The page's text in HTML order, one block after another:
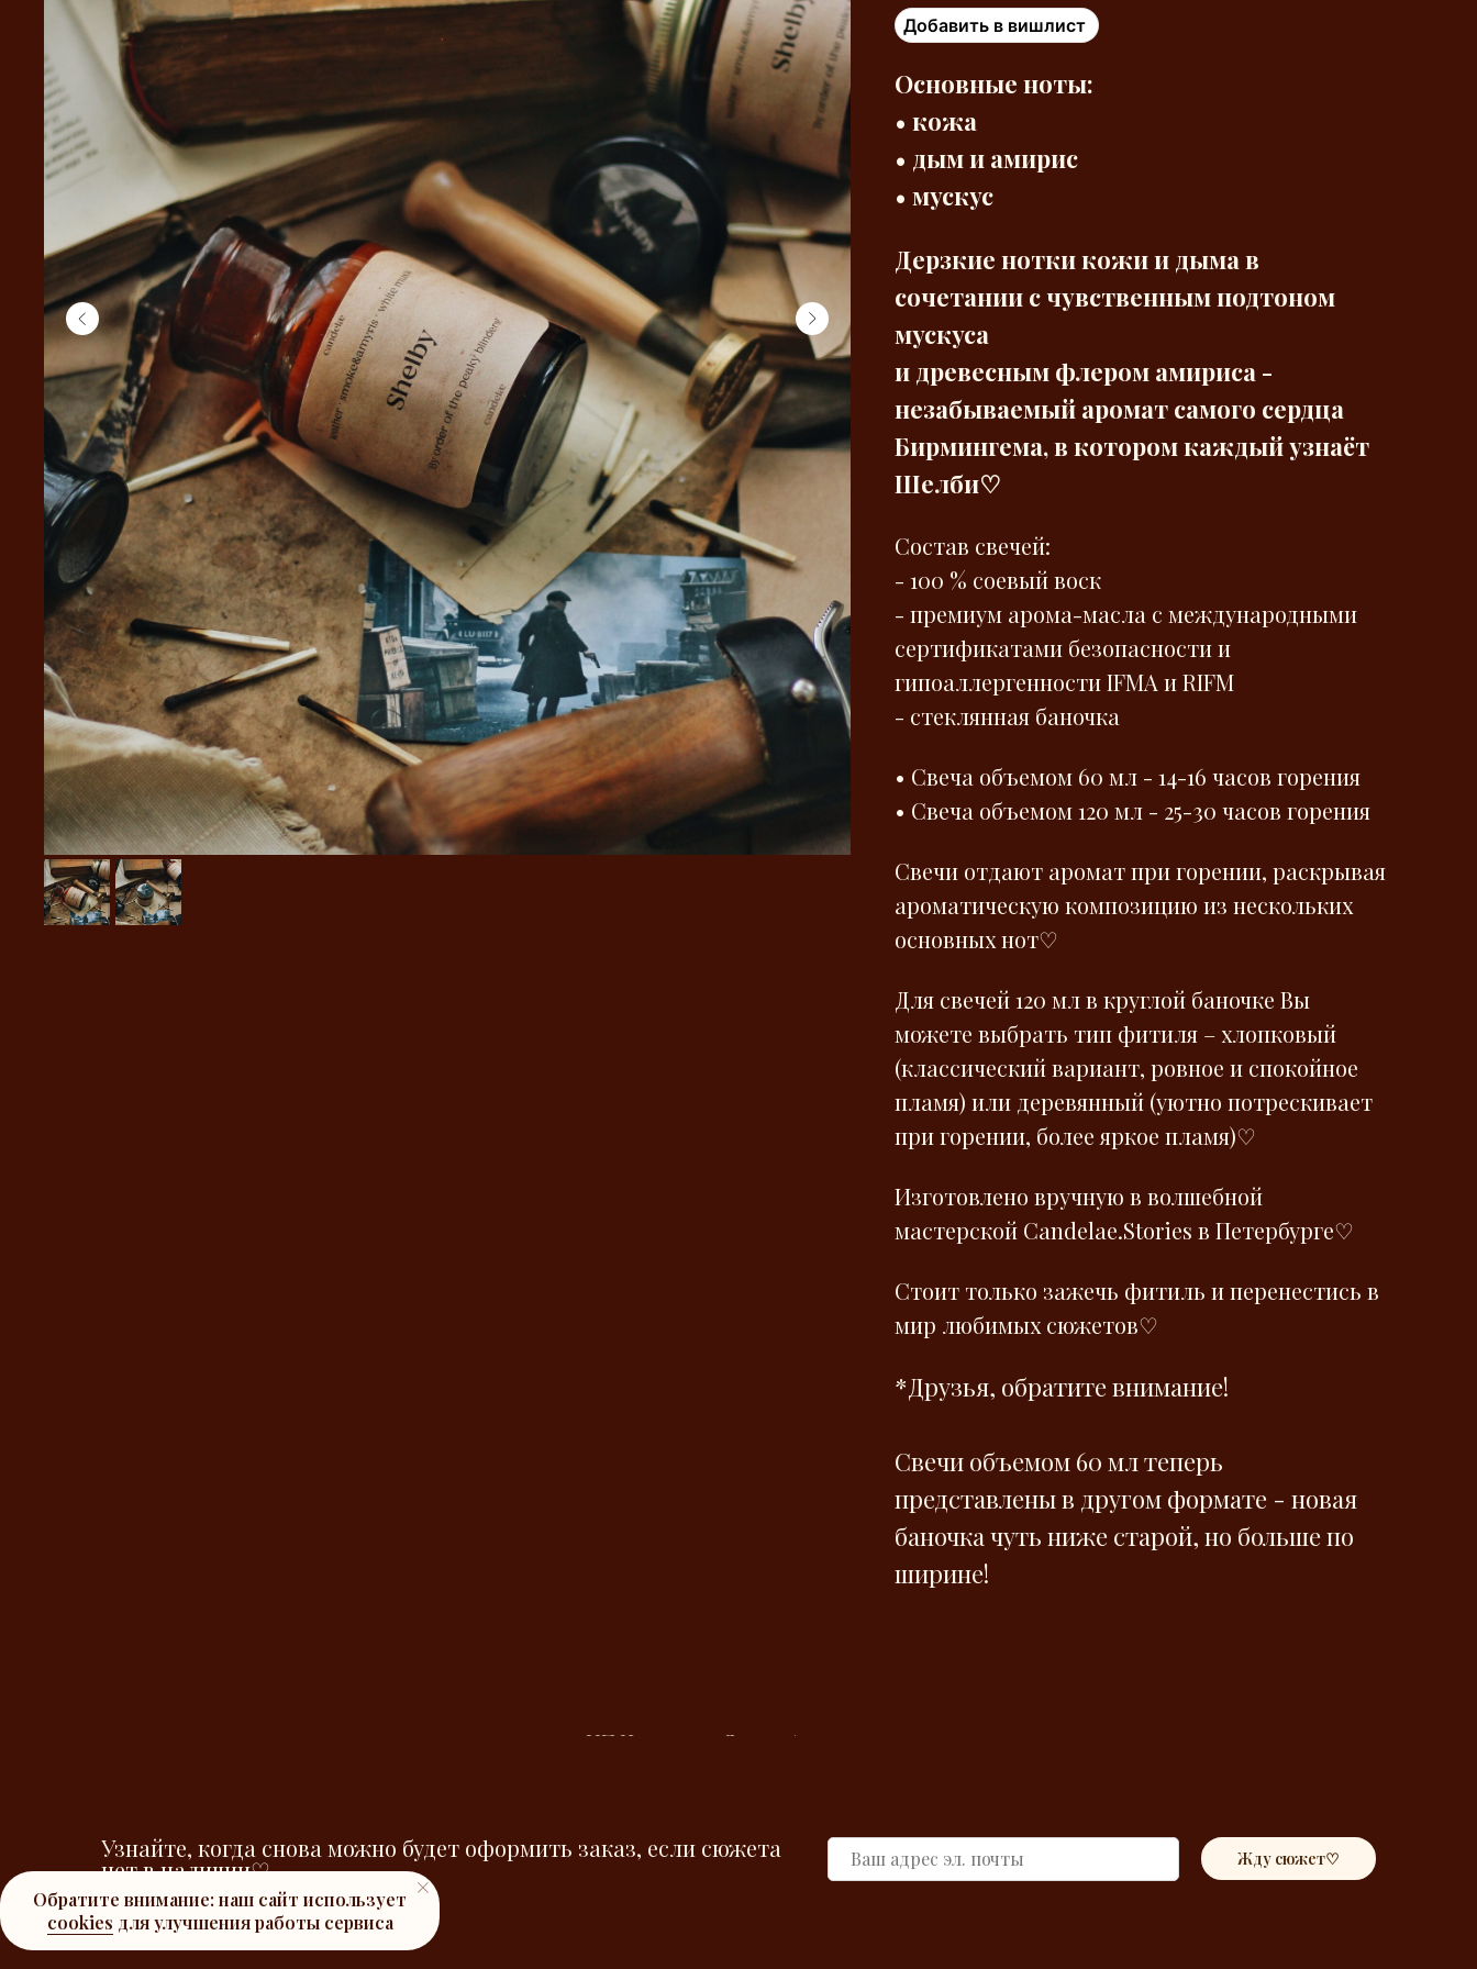
Добавить в вишлист
Основные ноты:
• кожа
• дым и амирис
• мускус
Дерзкие нотки кожи и дыма в
сочетании с чувственным подтоном
мускуса
и древесным флером амириса -
незабываемый аромат самого сердца
Бирмингема, в котором каждый узнаёт
Шелби♡
Состав свечей:
- 100 % соевый воск
- премиум арома-масла с международными
сертификатами безопасности и
гипоаллергенности IFMA и RIFM
- стеклянная баночка
• Свеча объемом 60 мл - 14-16 часов горения
• Свеча объемом 120 мл - 25-30 часов горения
Свечи отдают аромат при горении, раскрывая
ароматическую композицию из нескольких
основных нот♡
Для свечей 120 мл в круглой баночке Вы
можете выбрать тип фитиля – хлопковый
(классический вариант, ровное и спокойное
пламя) или деревянный (уютно потрескивает
при горении, более яркое пламя)♡
Изготовлено вручную в волшебной
мастерской Сandelae.Stories в Петербурге♡
Стоит только зажечь фитиль и перенестись в
мир любимых сюжетов♡
*Друзья, обратите внимание!
Свечи объемом 60 мл теперь
представлены в другом формате - новая
баночка чуть ниже старой, но больше по
ширине!
Узнайте, когда снова можно будет оформить заказ, если сюжета
нет в наличии♡ Жду сюжет♡
Обратите внимание: наш сайт использует
cookies для улучшения работы сервиса
ИП Никитина Лидия Андреевна
Политика конфиденциальности
Согласие на обработку персональных данных